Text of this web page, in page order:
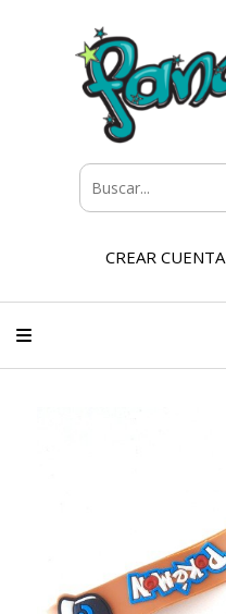
CREAR CUENTA